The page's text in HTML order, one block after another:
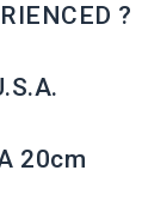
?
20cm